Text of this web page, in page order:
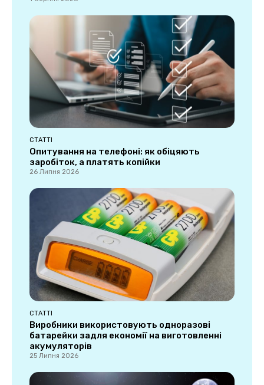
СТАТТІ
Опитування на телефоні: як обіцяють
заробіток, а платять копійки
26 Липня 2026
СТАТТІ
Виробники використовують одноразові
батарейки задля економії на виготовленні
акумуляторів
25 Липня 2026